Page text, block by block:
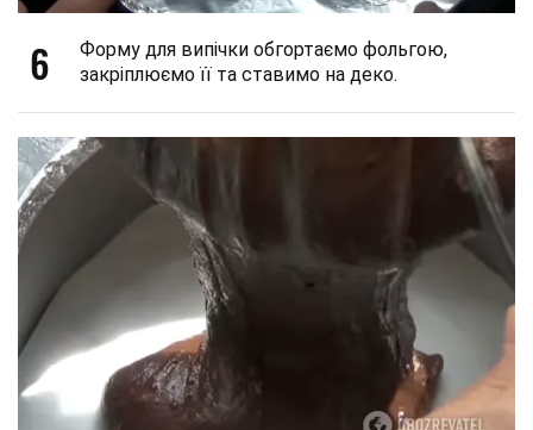
6
Форму для випічки обгортаємо фольгою,
закріплюємо її та ставимо на деко.